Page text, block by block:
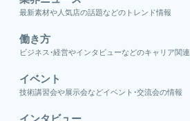
最新素材や人気店の話題などのトレンド情報
働き方
ビジネス・経営やインタビューなどのキャリア関連
イベント
技術講習会や展示会などイベント・交流会の情報
インタビュー